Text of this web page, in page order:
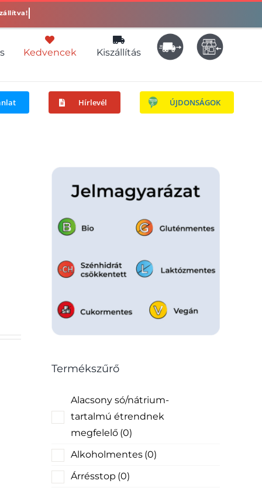
Kedvencek Kiszállítás
Hírlevél ÚJDONSÁGOK
Termékszűrő
Alacsony só/nátrium-
tartalmú étrendnek
megfelelő (0)
Alkoholmentes (0)
Árrésstop (0)